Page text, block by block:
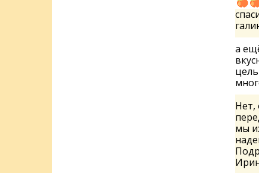
а
Нет,
мы